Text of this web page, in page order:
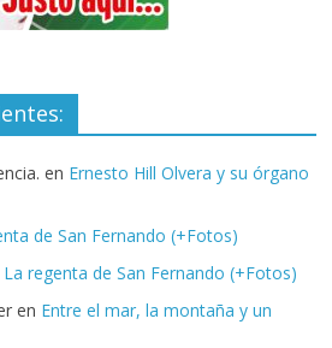
en Ernesto Hill Olvera y su órgano
de San Fernando (+Fotos)
La regenta de San Fernando (+Fotos)
en Entre el mar, la montaña y un